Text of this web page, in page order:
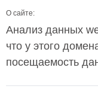
О сайте:
Анализ данных
что у этого
посещаемость